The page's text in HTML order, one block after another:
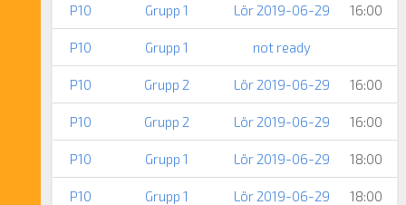
P10 Grupp 1 Lör 2019-06-29 16:00
P10 Grupp 1 not ready
P10 Grupp 2 Lör 2019-06-29 16:00
P10 Grupp 2 Lör 2019-06-29 16:00
P10 Grupp 1 Lör 2019-06-29 18:00
P10 Grupp 1 Lör 2019-06-29 18:00